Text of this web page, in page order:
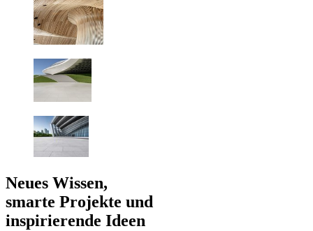
Neues Wissen,
smarte Projekte und
inspirierende Ideen